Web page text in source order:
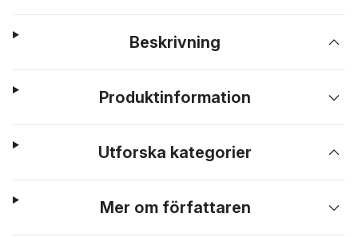
Beskrivning
Produktinformation
Utforska kategorier
Mer om författaren